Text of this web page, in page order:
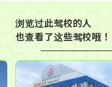
浏览过此驾校的人
也查看了这些驾校哦！